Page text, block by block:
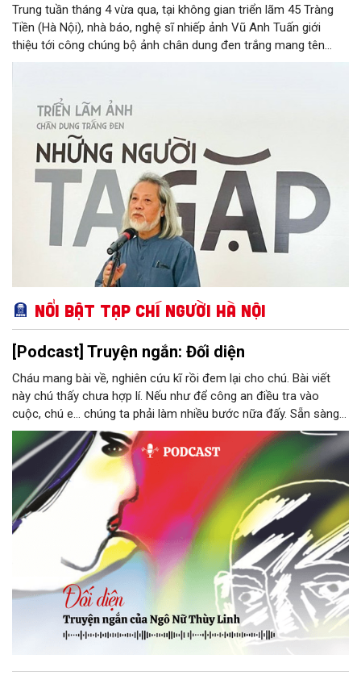
Trung tuần tháng 4 vừa qua, tại không gian triển lãm 45 Tràng
Tiền (Hà Nội), nhà báo, nghệ sĩ nhiếp ảnh Vũ Anh Tuấn giới
thiệu tới công chúng bộ ảnh chân dung đen trắng mang tên
“Những người ta gặp”. 61 tác phẩm được chọn lọc từ hàng trăm
đã mang đến cho người xem nhiều cảm xúc. Mỗi bức ảnh là
một cuộc gặp gỡ, một lát cắt đời sống, ở đó con người hiện lên
thật dung dị, chân thật qua góc nhìn tinh tế của người cầm máy.
Cùng Tạp chí Người Hà Nội lắng nghe những chia sẻ của tác giả
về những “đứa con tinh thần” này để hiểu rõ hơn về hành trình
sáng tác của ông.
Nổi bật Tạp chí Người Hà Nội
[Podcast] Truyện ngắn: Đối diện
Cháu mang bài về, nghiên cứu kĩ rồi đem lại cho chú. Bài viết
này chú thấy chưa hợp lí. Nếu như để công an điều tra vào
cuộc, chú e… chúng ta phải làm nhiều bước nữa đấy. Sẵn sàng
thì tiếp tục nhé! Chú Minh cầm tập bài viết đưa lại cho Thy. Cô
ngại ngùng đỡ lấy. Đây là lần thứ ba, loạt bài phóng sự của mình
bị Tổng biên tập kêu lên để trả lại...